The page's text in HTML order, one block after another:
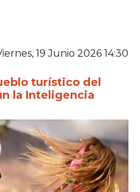
19 Junio 2026 14:30
turístico del
la Inteligencia